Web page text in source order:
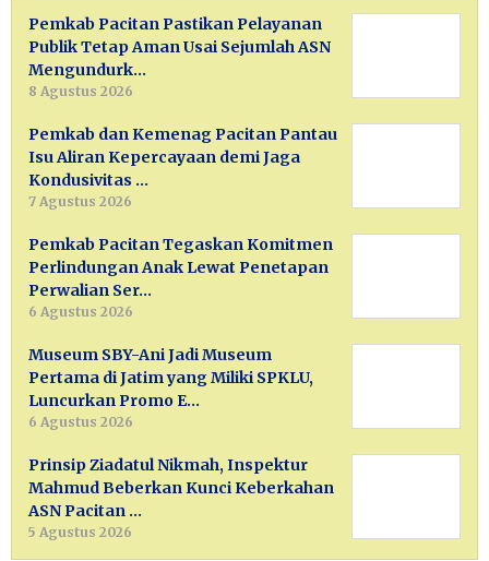
Pemkab Pacitan Pastikan Pelayanan
Publik Tetap Aman Usai Sejumlah ASN
Mengundurk…
8 Agustus 2026
Pemkab dan Kemenag Pacitan Pantau
Isu Aliran Kepercayaan demi Jaga
Kondusivitas …
7 Agustus 2026
Pemkab Pacitan Tegaskan Komitmen
Perlindungan Anak Lewat Penetapan
Perwalian Ser…
6 Agustus 2026
Museum SBY-Ani Jadi Museum
Pertama di Jatim yang Miliki SPKLU,
Luncurkan Promo E…
6 Agustus 2026
Prinsip Ziadatul Nikmah, Inspektur
Mahmud Beberkan Kunci Keberkahan
ASN Pacitan …
5 Agustus 2026